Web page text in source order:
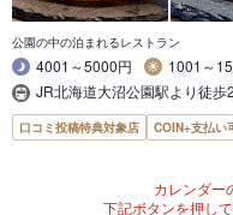
公園の中の泊まれるレストラン
4001～5000円
1001～
JR北海道大沼公園駅より徒
口コミ投稿特典対象店 COIN+支払い
カレンダー
下記ボタンを押し